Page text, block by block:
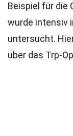
Beispiel für die
wurde intensiv
untersucht.
über das Trp-